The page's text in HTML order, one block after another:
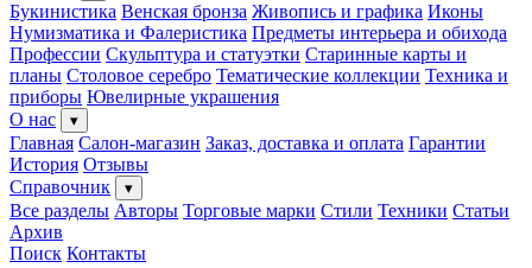
Букинистика Венская бронза Живопись и графика Иконы
Нумизматика и Фалеристика Предметы интерьера и обихода
Профессии Скульптура и статуэтки Старинные карты и
планы Столовое серебро Тематические коллекции Техника и
приборы Ювелирные украшения
О нас
▾
Главная Салон-магазин Заказ, доставка и оплата Гарантии
История Отзывы
Справочник
▾
Все разделы Авторы Торговые марки Стили Техники Статьи
Архив
Поиск Контакты